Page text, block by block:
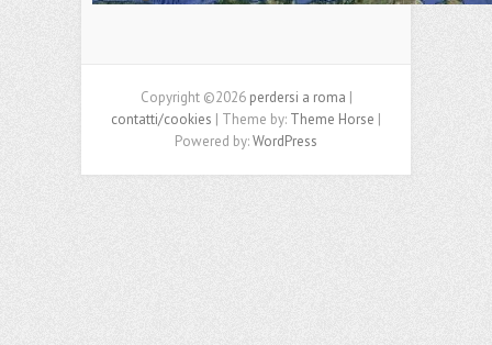
Copyright ©2026 perdersi a roma |
contatti/cookies | Theme by: Theme Horse |
Powered by:WordPress